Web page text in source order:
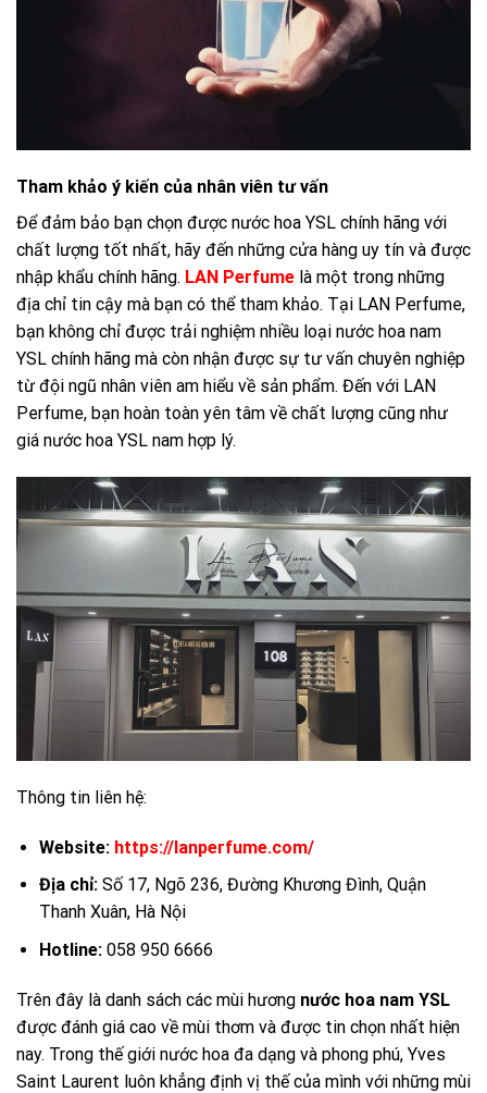
Tham khảo ý kiến của nhân viên tư vấn
Để đảm bảo bạn chọn được nước hoa YSL chính hãng với
chất lượng tốt nhất, hãy đến những cửa hàng uy tín và được
nhập khẩu chính hãng. LAN Perfume là một trong những
địa chỉ tin cậy mà bạn có thể tham khảo. Tại LAN Perfume,
bạn không chỉ được trải nghiệm nhiều loại nước hoa nam
YSL chính hãng mà còn nhận được sự tư vấn chuyên nghiệp
từ đội ngũ nhân viên am hiểu về sản phẩm. Đến với LAN
Perfume, bạn hoàn toàn yên tâm về chất lượng cũng như
giá nước hoa YSL nam hợp lý.
Thông tin liên hệ:
Website: https://lanperfume.com/
Địa chỉ:Số 17, Ngõ 236, Đường Khương Đình, Quận
Thanh Xuân, Hà Nội
Hotline:058 950 6666
Trên đây là danh sách các mùi hương nước hoa nam YSL
được đánh giá cao về mùi thơm và được tin chọn nhất hiện
nay. Trong thế giới nước hoa đa dạng và phong phú, Yves
Saint Laurent luôn khẳng định vị thế của mình với những mùi